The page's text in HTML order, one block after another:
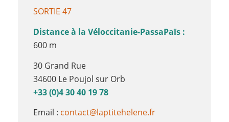
SORTIE 47
Distance à la Véloccitanie-PassaPaïs :
600 m
30 Grand Rue
34600 Le Poujol sur Orb
+33 (0)4 30 40 19 78
Email : contact@laptitehelene.fr